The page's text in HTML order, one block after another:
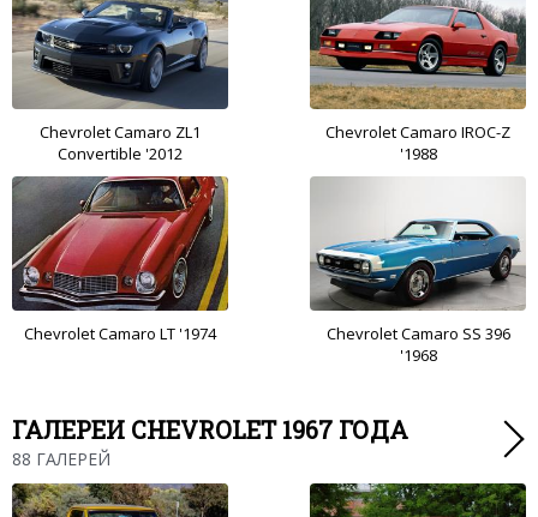
Chevrolet Camaro ZL1
Convertible '2012
Chevrolet Camaro IROC-Z
'1988
Chevrolet Camaro LT '1974
Chevrolet Camaro SS 396
'1968
ГАЛЕРЕИ CHEVROLET 1967 ГОДА
88 ГАЛЕРЕЙ